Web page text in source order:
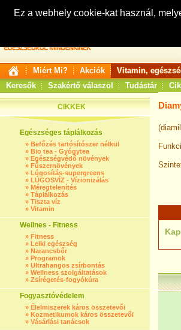
Ez a webhely cookie-kat használ,
Miért Mi? Akciók Vitamin,
Keresők
Szakértő válaszol Tudástár
CIKKEK
Egészséges táplálkozás
» Befőzés tartósítószer nélkül
» Bio tea - Gyógytea
» Egészségvédő növények
» Fűszernövények
» Lúgosítás-supergreens
» LÚGOSVÍZ - Vízionizálás
» Méregtelenítés
» Táplálkozás
» Tiszta víz
» Vitamin
Wellnes - Fitness
» Fitness
» Lelki egészség
» Narancsbőr
» Programok
» Ultrahangos zsírbontás
» Wellness szolgáltatások
» Zsírégetés-fogyókúra
Fogyasztóvédelem
» Élelmiszerek káros összetevői
» Kozmetikumok káros összetevői
» Vásárlási tanácsok